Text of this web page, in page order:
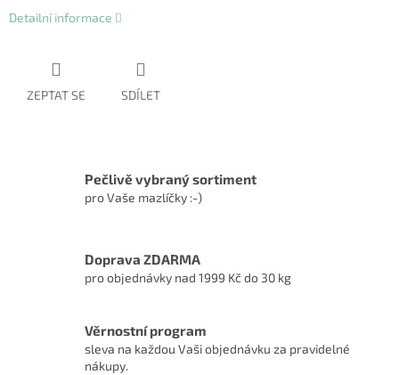
Detailní informace
ZEPTAT SE SDÍLET
Pečlivě vybraný sortiment
pro Vaše mazlíčky :-)
Doprava ZDARMA
pro objednávky nad 1999 Kč do 30 kg
Věrnostní program
sleva na každou Vaši objednávku za pravidelné
nákupy.